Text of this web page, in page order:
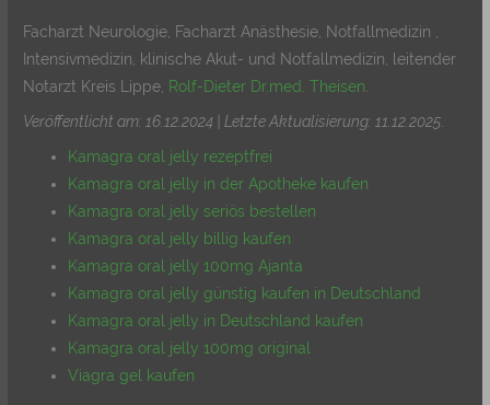
Facharzt Neurologie, Facharzt Anästhesie, Notfallmedizin ,
Intensivmedizin, klinische Akut- und Notfallmedizin, leitender
Notarzt Kreis Lippe, Rolf-Dieter Dr.med. Theisen
Veröffentlicht am: 16.12.2024 | Letzte Aktualisierung: 11.12.2025
Kamagra oral jelly rezeptfrei
Kamagra oral jelly in der Apotheke kaufen
Kamagra oral jelly seriös bestellen
Kamagra oral jelly billig kaufen
Kamagra oral jelly 100mg Ajanta
Kamagra oral jelly günstig kaufen in Deutschland
Kamagra oral jelly in Deutschland kaufen
Kamagra oral jelly 100mg original
Viagra gel kaufen